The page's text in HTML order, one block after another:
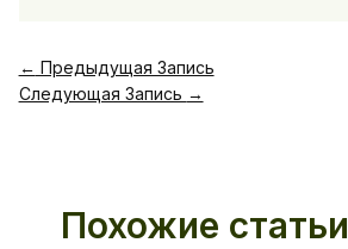
← Предыдущая Запись
Следующая Запись →
Похожие статьи